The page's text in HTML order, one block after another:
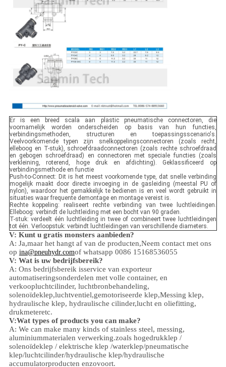
Er is een breed scala aan plastic pneumatische connectoren, die
voornamelijk worden onderscheiden op basis van hun functies,
verbindingsmethoden, structuren en toepassingsscenario's.
Veelvoorkomende typen zijn snelkoppelingsconnectoren (zoals recht,
elleboog en T-stuk), schroefdraadconnectoren (zoals rechte schroefdraad
en gebogen schroefdraad) en connectoren met speciale functies (zoals
verkleining, roterend, hoge druk en afdichting). Geklassificeerd op
verbindingsmethode en functie
Push-to-Connect: Dit is het meest voorkomende type, dat snelle verbinding
mogelijk maakt door directe invoeging in de gasleiding (meestal PU of
nylon), waardoor het gemakkelijk te bedienen is en veel wordt gebruikt in
situaties waar frequente demontage en montage vereist is.
Rechte koppeling: realiseert rechte verbinding van twee luchtleidingen.
Elleboog: verbindt de luchtleiding met een bocht van 90 graden.
T-stuk: verdeelt één luchtleiding in twee of combineert twee luchtleidingen
tot één. Verloopstuk: verbindt luchtleidingen van verschillende diameters.
V: Kunt u gratis monsters aanbieden?
A: Ja,maar het hangt af van de producten,Neem contact met ons
op ina@pneuhydr.comof whatsapp 0086 15168536055
V: Wat is uw bedrijfsbereik?
A: Ons bedrijfsbereik isservice van exporteur
automatiseringsonderdelen met volle container, en
verkoopluchtcilinder, luchtbronbehandeling,
solenoïdeklep,luchtventiel,gemotoriseerde klep,Messing klep,
hydraulische klep, hydraulische cilinder,lucht en oliefitting,
drukmeteretc.
V:Wat types of products you can make?
A: We can make many kinds of stainless steel, messing,
aluminiummaterialen verwerking.zoals hogedrukklep /
solenoïdeklep / elektrische klep /waterklep/pneumatische
klep/luchtcilinder/hydraulische klep/hydraulische
accumulatorproducten enzovoort.